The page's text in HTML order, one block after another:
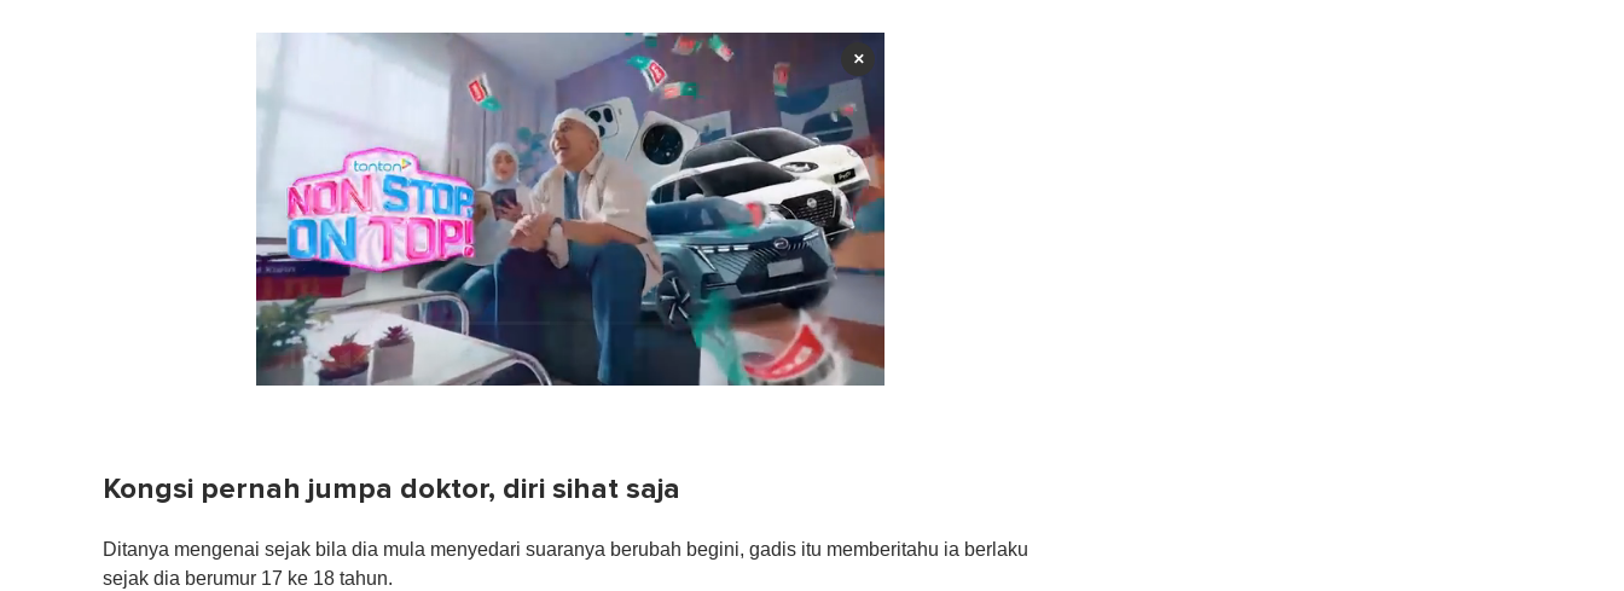
×
i
t
e
Kongsi pernah jumpa doktor, diri sihat saja
Ditanya mengenai sejak bila dia mula menyedari suaranya berubah begini, gadis itu memberitahu ia berlaku
sejak dia berumur 17 ke 18 tahun.